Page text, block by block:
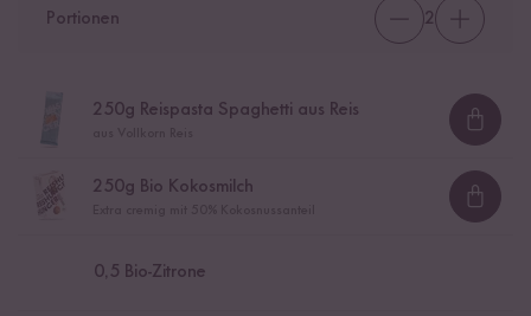
Portionen 2
250g Reispasta Spaghetti aus Reis
250g Bio Kokosmilch
0,5 Bio-Zitrone